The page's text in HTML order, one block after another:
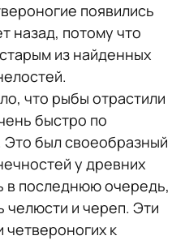
появились
назад, потому что
из найденных
что рыбы отрастили
быстро по
был своеобразный
у древних
в последнюю очередь,
и череп. Эти
четвероногих к